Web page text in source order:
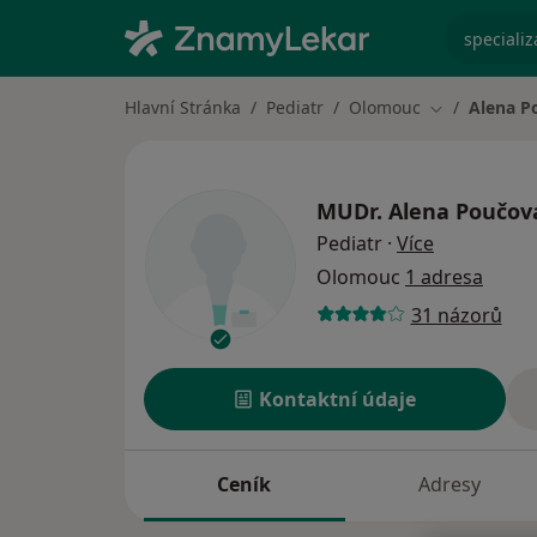
Hlavní Stránka Pediatr Olomouc Změna města
Alena
MUDr. Alena
Pediatr · Více
Olomouc 1 adresa
31 názorů
Kontaktní údaje
Ceník Adresy